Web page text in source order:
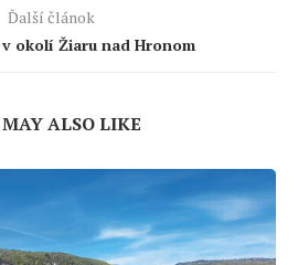
Ďalší článok
okolí Žiaru nad Hronom
ALSO LIKE